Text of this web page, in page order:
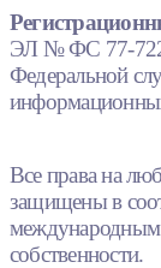
ЭЛ № ФС 77-
Федеральной
Все права на
защищены в
международным
собственности.